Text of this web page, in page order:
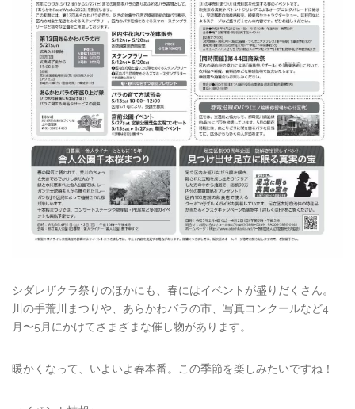
シダレザクラ祭りのほかにも、春にはイベントが盛りだくさん。
川の手荒川まつりや、あらかわバラの市、写真コンクールなど4
月〜5月にかけてさまざまな催し物があります。
暖かくなって、いよいよ春本番。この季節を楽しみたいですね！